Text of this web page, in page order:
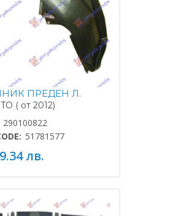
ПРЕДЕН Л.
( от 2012)
290100822
51781577
лв.